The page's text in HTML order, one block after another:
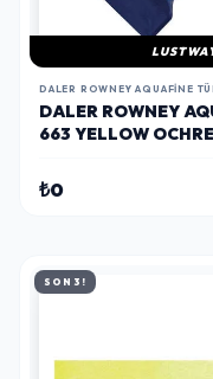
DALER ROWNEY AQUAFINE
DALER ROWNEY
663 YELLOW OCHRE
₺0
SON 3!